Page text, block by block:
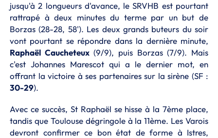
jusqu'à 2 longueurs d'avance, le SRVHB est pourtant
rattrapé à deux minutes du terme par un but de
Borzas (28-28, 58'). Les deux grands buteurs du soir
vont pourtant se répondre dans la dernière minute,
Raphaël Caucheteux(9/9), puis Borzas (7/9). Mais
c'est Johannes Marescot qui a le dernier mot, en
offrant la victoire à ses partenaires sur la sirène (SF :
30-29).
Avec ce succès, St Raphaël se hisse à la 7ème place,
tandis que Toulouse dégringole à la 11ème. Les Varois
devront confirmer ce bon état de forme à Istres,